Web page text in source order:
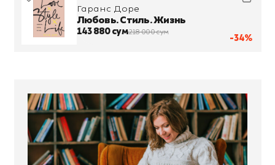
-34%
Гаранс Доре
Любовь. Стиль. Жизнь
143 880 сум218 000 сум